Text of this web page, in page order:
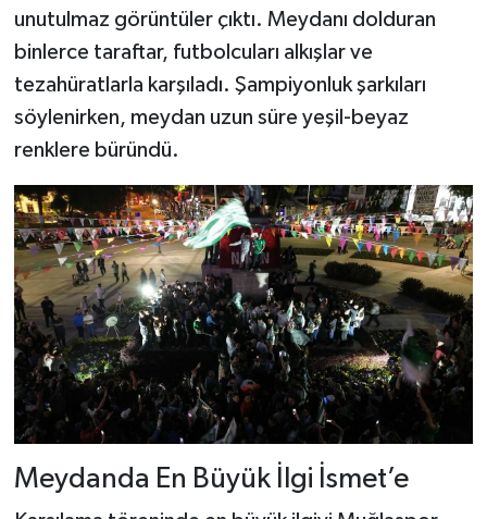
unutulmaz görüntüler çıktı. Meydanı dolduran
binlerce taraftar, futbolcuları alkışlar ve
tezahüratlarla karşıladı. Şampiyonluk şarkıları
söylenirken, meydan uzun süre yeşil-beyaz
renklere büründü.
Meydanda En Büyük İlgi İsmet’e